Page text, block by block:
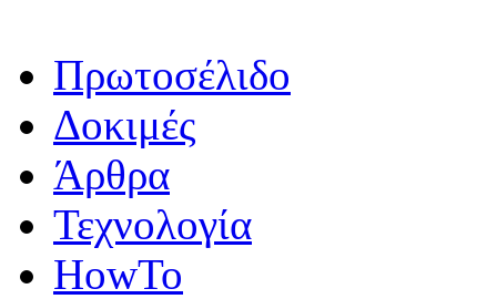
Πρωτοσέλιδο
Δοκιμές
Άρθρα
Τεχνολογία
HowTo